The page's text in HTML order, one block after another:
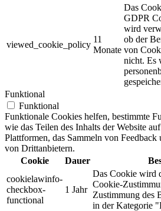
viewed_cookie_policy
11
Monate
Das
GDPR
wird
ob der
von
nicht. Es
Funktional
Funktional
Funktionale Cookies helfen, bestimmte
wie das Teilen des Inhalts der Website
Plattformen, das Sammeln von Feedback
von Drittanbietern.
Cookie
Dauer
cookielawinfo-
checkbox-
functional
1 Jahr
Das Cookie wird
Cookie-
Zustimmung des
in der Kategorie